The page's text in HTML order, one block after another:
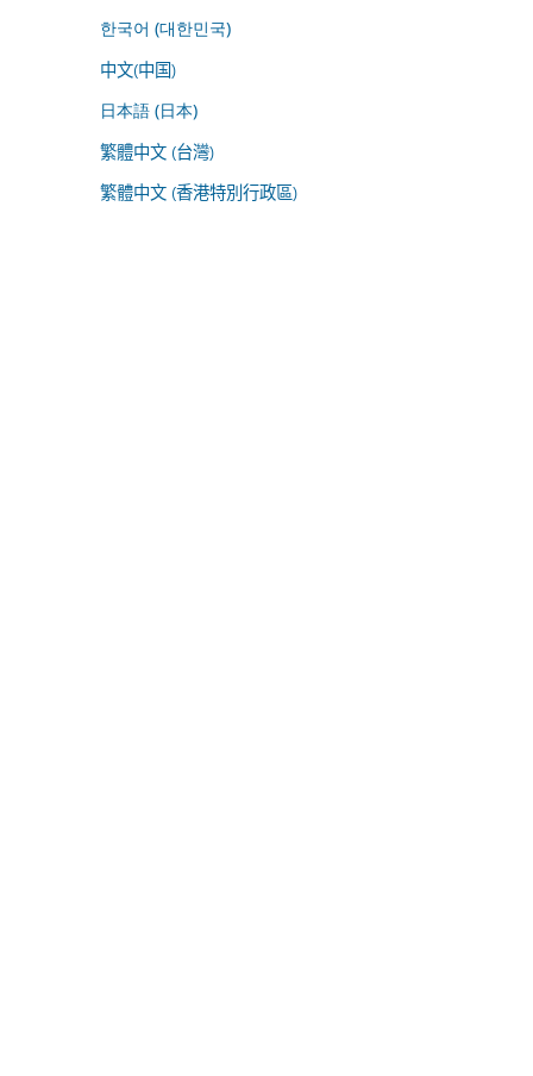
한국어 (대한민국)
中文(中国)
日本語 (日本)
繁體中文 (台灣)
繁體中文 (香港特別行政區)